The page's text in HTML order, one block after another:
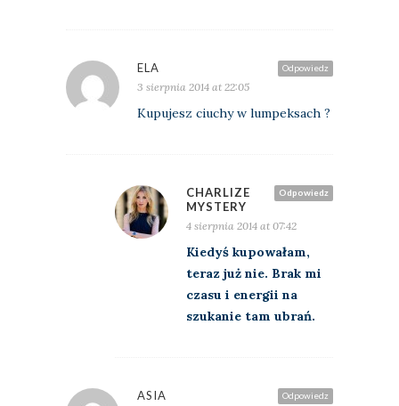
Odpowiedz
ELA
3 sierpnia 2014 at 22:05
Kupujesz ciuchy w lumpeksach ?
Odpowiedz
CHARLIZE
MYSTERY
4 sierpnia 2014 at 07:42
Kiedyś kupowałam,
teraz już nie. Brak mi
czasu i energii na
szukanie tam ubrań.
Odpowiedz
ASIA